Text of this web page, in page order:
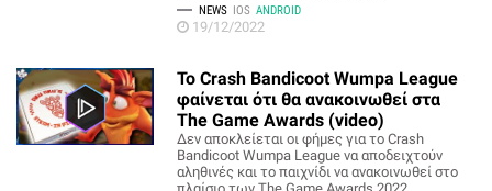
NEWS IOS ANDROID
19/12/2022
Το Crash Bandicoot Wumpa League
φαίνεται ότι θα ανακοινωθεί στα
The Game Awards (video)
Δεν αποκλείεται οι φήμες για το Crash
Bandicoot Wumpa League να αποδειχτούν
αληθινές και το παιχνίδι να ανακοινωθεί στο